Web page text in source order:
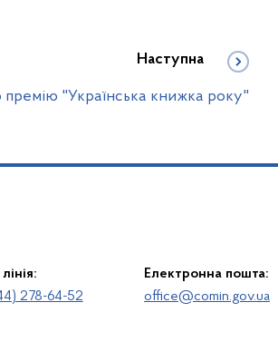
Наступна
премію "Українська книжка року"
278-64-52
Електронна пошта:
office@comin.gov.ua